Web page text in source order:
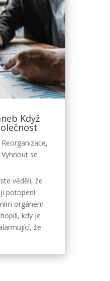
Když
Reorganizace,
Vyhnout se
věděli, že
potopení.
orgánem
kdy je
že